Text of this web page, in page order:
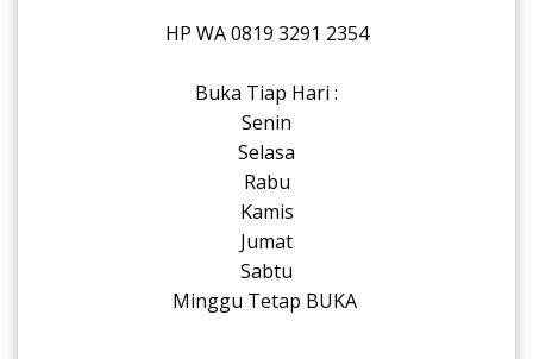
HP WA 0819 3291 2354
Buka Tiap Hari :
Senin
Selasa
Rabu
Kamis
Jumat
Sabtu
Minggu Tetap BUKA